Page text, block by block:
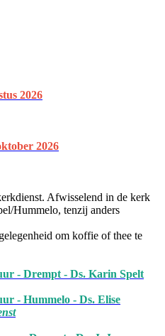
2026
2026
Afwisselend in de kerk
Hummelo, tenzij anders
om koffie of thee te
- Drempt - Ds. Karin Spelt
- Hummelo - Ds. Elise